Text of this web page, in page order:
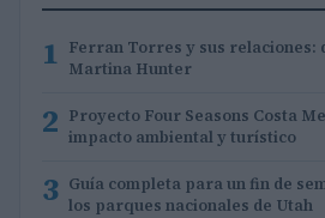
1 Ferran Torres y sus relaciones:
Martina Hunter
2 Proyecto Four Seasons Costa
impacto ambiental y turístico
3 Guía completa para un fin de
los parques nacionales de Utah